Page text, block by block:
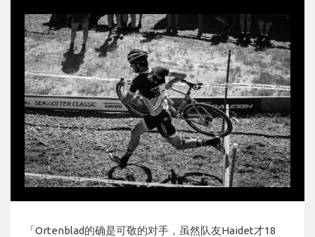
「Ortenblad的确是可敬的对手，虽然队友Haidet才18